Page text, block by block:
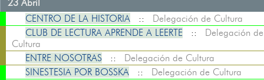
23 Abril
CENTRO DE LA HISTORIA :: Delegación de Cultura
CLUB DE LECTURA APRENDE A LEERTE :: Delegación de
Cultura
ENTRE NOSOTRAS :: Delegación de Cultura
SINESTESIA POR BOSSKA :: Delegación de Cultura